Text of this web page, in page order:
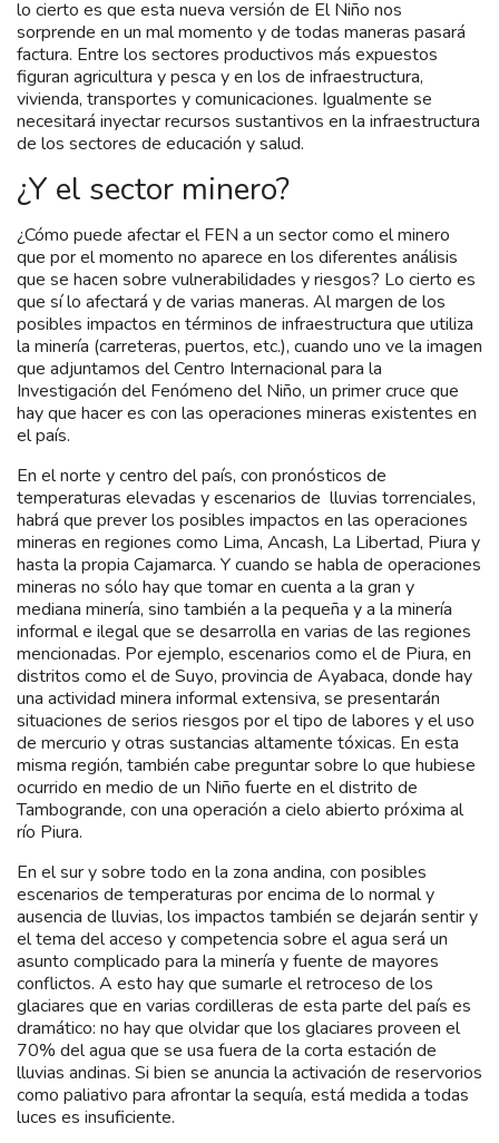
lo cierto es que esta nueva versión de El Niño nos
sorprende en un mal momento y de todas maneras pasará
factura. Entre los sectores productivos más expuestos
figuran agricultura y pesca y en los de infraestructura,
vivienda, transportes y comunicaciones. Igualmente se
necesitará inyectar recursos sustantivos en la infraestructura
de los sectores de educación y salud.
¿Y el sector minero?
¿Cómo puede afectar el FEN a un sector como el minero
que por el momento no aparece en los diferentes análisis
que se hacen sobre vulnerabilidades y riesgos? Lo cierto es
que sí lo afectará y de varias maneras. Al margen de los
posibles impactos en términos de infraestructura que utiliza
la minería (carreteras, puertos, etc.), cuando uno ve la imagen
que adjuntamos del Centro Internacional para la
Investigación del Fenómeno del Niño, un primer cruce que
hay que hacer es con las operaciones mineras existentes en
el país.
En el norte y centro del país, con pronósticos de
temperaturas elevadas y escenarios de lluvias torrenciales,
habrá que prever los posibles impactos en las operaciones
mineras en regiones como Lima, Ancash, La Libertad, Piura y
hasta la propia Cajamarca. Y cuando se habla de operaciones
mineras no sólo hay que tomar en cuenta a la gran y
mediana minería, sino también a la pequeña y a la minería
informal e ilegal que se desarrolla en varias de las regiones
mencionadas. Por ejemplo, escenarios como el de Piura, en
distritos como el de Suyo, provincia de Ayabaca, donde hay
una actividad minera informal extensiva, se presentarán
situaciones de serios riesgos por el tipo de labores y el uso
de mercurio y otras sustancias altamente tóxicas. En esta
misma región, también cabe preguntar sobre lo que hubiese
ocurrido en medio de un Niño fuerte en el distrito de
Tambogrande, con una operación a cielo abierto próxima al
río Piura.
En el sur y sobre todo en la zona andina, con posibles
escenarios de temperaturas por encima de lo normal y
ausencia de lluvias, los impactos también se dejarán sentir y
el tema del acceso y competencia sobre el agua será un
asunto complicado para la minería y fuente de mayores
conflictos. A esto hay que sumarle el retroceso de los
glaciares que en varias cordilleras de esta parte del país es
dramático: no hay que olvidar que los glaciares proveen el
70% del agua que se usa fuera de la corta estación de
lluvias andinas. Si bien se anuncia la activación de reservorios
como paliativo para afrontar la sequía, está medida a todas
luces es insuficiente.